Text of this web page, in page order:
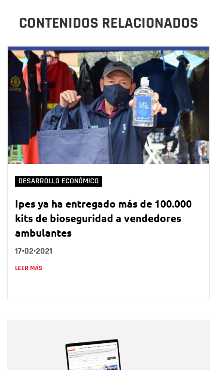
CONTENIDOS RELACIONADOS
DESARROLLO ECONÓMICO
Ipes ya ha entregado más de 100.000
kits de bioseguridad a vendedores
ambulantes
17•02•2021
LEER MÁS
Correo electrónico